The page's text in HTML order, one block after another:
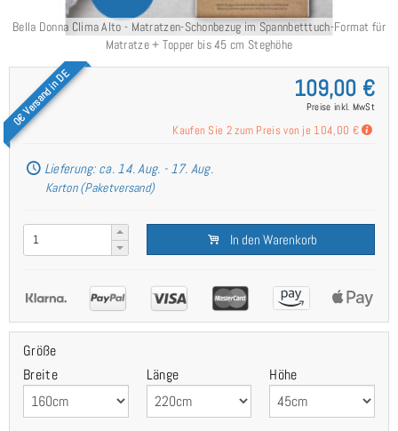
Bella Donna Clima Alto - Matratzen-Schonbezug im Spannbetttuch-Format für
Matratze + Topper bis 45 cm Steghöhe
0€ Versand in DE 109,00 €
Preise inkl. MwSt
Kaufen Sie 2 zum Preis von je 104,00 €
Lieferung: ca. 14. Aug. - 17. Aug.
Karton (Paketversand)
In den Warenkorb
Größe
Breite
Länge Höhe